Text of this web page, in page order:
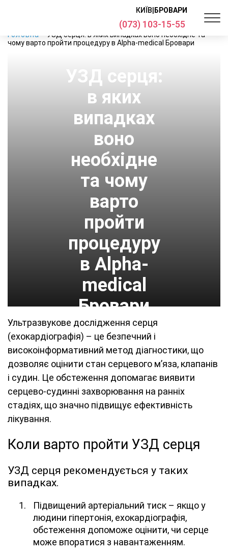
КИЇВ БРОВАРИ
(073) 103-15-55
Головна
УЗД серця: в яких випадках воно необхідне та
чому варто пройти процедуру в Alpha-medical Бровари
УЗД серця:
в яких
випадках
воно
необхідне
та чому
варто
пройти
процедуру
в Alpha-
medical
Бровари
Ультразвукове дослідження серця
(ехокардіографія) – це безпечний і
високоінформативний метод діагностики, що
дозволяє оцінити стан серцевого м’яза, клапанів
і судин. Це обстеження допомагає виявити
серцево-судинні захворювання на ранніх
стадіях, що значно підвищує ефективність
лікування.
Коли варто пройти УЗД серця
УЗД серця рекомендується у таких
випадках.
Підвищений артеріальний тиск – якщо у
людини гіпертонія, ехокардіографія,
обстеження допоможе оцінити, чи серце
може впоратися з навантаженням.